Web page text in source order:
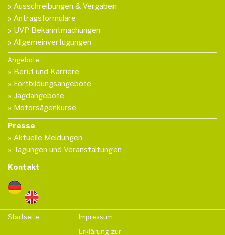
Ausschreibungen & Vergaben
Antragsformulare
UVP Bekanntmachungen
Allgemeinverfügungen
Angebote
Beruf und Karriere
Fortbildungsangebote
Jagdangebote
Motorsägenkurse
Presse
Aktuelle Meldungen
Tagungen und Veranstaltungen
Kontakt
Startseite
Impressum
Erklärung zur